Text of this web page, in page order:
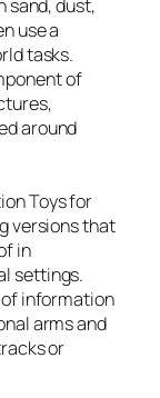
sand, dust,
use a
tasks.
of
around
Toys for
versions that
in
settings.
of information
arms and
or